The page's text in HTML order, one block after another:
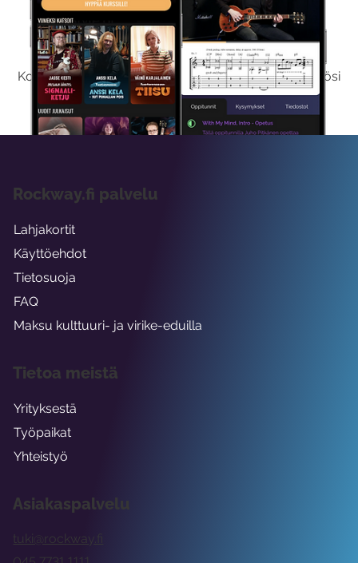
Kokeile Ilmaiseksi
Kokeilemalla ilmaiseksi saat koko sisältömme käyttöösi
viikon ajaksi.
Asiakaspalvelu
tuki@rockway.fi
Rockway.fi palvelu
Lahjakortit
Käyttöehdot
Tietosuoja
FAQ
Maksu kulttuuri- ja virike-eduilla
Tietoa meistä
Yrityksestä
Työpaikat
Yhteistyö